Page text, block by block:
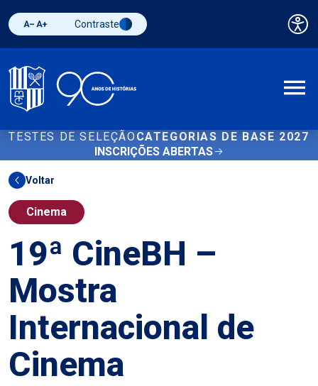
Diminuir fonte
Aumentar fonteAlternar contraste
Contraste
TESTES DE SELEÇÃO CATEGORIAS DE BASE 2027
INSCRIÇÕES ABERTAS
Voltar
Cinema
19ª CineBH –
Mostra
Internacional de
Cinema